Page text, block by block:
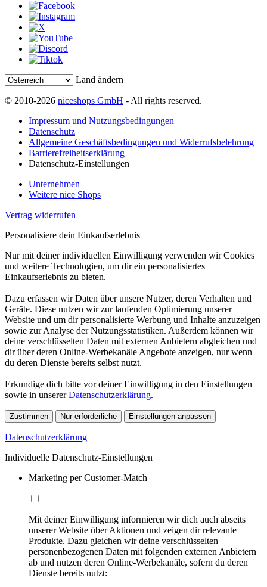
Land ändern
© 2010-2026 niceshops GmbH - All rights reserved.
Impressum und Nutzungsbedingungen
Datenschutz
Allgemeine Geschäftsbedingungen und Widerrufsbelehrung
Barrierefreiheitserklärung
Datenschutz-Einstellungen
Unternehmen
Weitere nice Shops
Vertrag widerrufen
Personalisiere dein Einkaufserlebnis
Nur mit deiner individuellen Einwilligung verwenden wir Cookies
und weitere Technologien, um dir ein personalisiertes
Einkaufserlebnis zu bieten.
Dazu erfassen wir Daten über unsere Nutzer, deren Verhalten und
Geräte. Diese nutzen wir zur laufenden Optimierung unserer
Website und um dir personalisierte Werbung und Inhalte anzuzeigen
sowie zur Analyse der Nutzungsstatistiken. Außerdem können wir
deine verschlüsselten Daten mit externen Anbietern abgleichen und
dir über deren Online-Werbekanäle Angebote anzeigen, nur wenn
du deren Dienste bereits selbst nutzt.
Erkundige dich bitte vor deiner Einwilligung in den Einstellungen
sowie in unsererDatenschutzerklärung.
Zustimmen Nur erforderliche Einstellungen anpassen
Datenschutzerklärung
Individuelle Datenschutz-Einstellungen
Marketing per Customer-Match
Mit deiner Einwilligung informieren wir dich auch abseits
unserer Website über Aktionen und zeigen dir relevante
Produkte. Dazu gleichen wir deine verschlüsselten
personenbezogenen Daten mit folgenden externen Anbietern
ab und nutzen deren Online-Werbekanäle, sofern du deren
Dienste bereits nutzt: